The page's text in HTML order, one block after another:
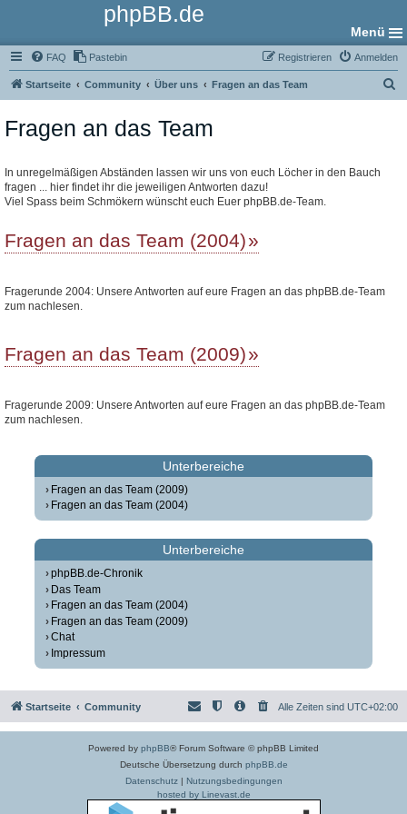
phpBB.de
Menü
FAQ Pastebin Anmelden
Registrieren
Startseite Community Über uns Fragen an das Team
Fragen an das Team
In unregelmäßigen Abständen lassen wir uns von euch Löcher in den Bauch
fragen ... hier findet ihr die jeweiligen Antworten dazu!
Viel Spass beim Schmökern wünscht euch Euer phpBB.de-Team.
Fragen an das Team (2004)
Fragerunde 2004: Unsere Antworten auf eure Fragen an das phpBB.de-Team
zum nachlesen.
Fragen an das Team (2009)
Fragerunde 2009: Unsere Antworten auf eure Fragen an das phpBB.de-Team
zum nachlesen.
Unterbereiche
Fragen an das Team (2009)
Fragen an das Team (2004)
Unterbereiche
phpBB.de-Chronik
Das Team
Fragen an das Team (2004)
Fragen an das Team (2009)
Chat
Impressum
Startseite Community Alle Zeiten sind UTC+02:00
Powered by phpBB® Forum Software © phpBB Limited
Deutsche Übersetzung durch phpBB.de
Datenschutz| Nutzungsbedingungen
hosted by Linevast.de